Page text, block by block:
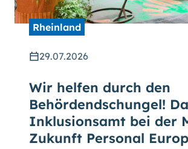
Rheinland
29.07.2026
Wir helfen durch den
Behördendschungel!
Inklusionsamt bei der
Zukunft Personal